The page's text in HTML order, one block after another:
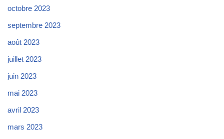
octobre 2023
septembre 2023
août 2023
juillet 2023
juin 2023
mai 2023
avril 2023
mars 2023